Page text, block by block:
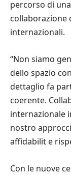
percorso di
collaborazione
internazionali.
“Non siamo
dello spazio
dettaglio fa
coerente.
internazionale
nostro
affidabilit e
Con le nuove